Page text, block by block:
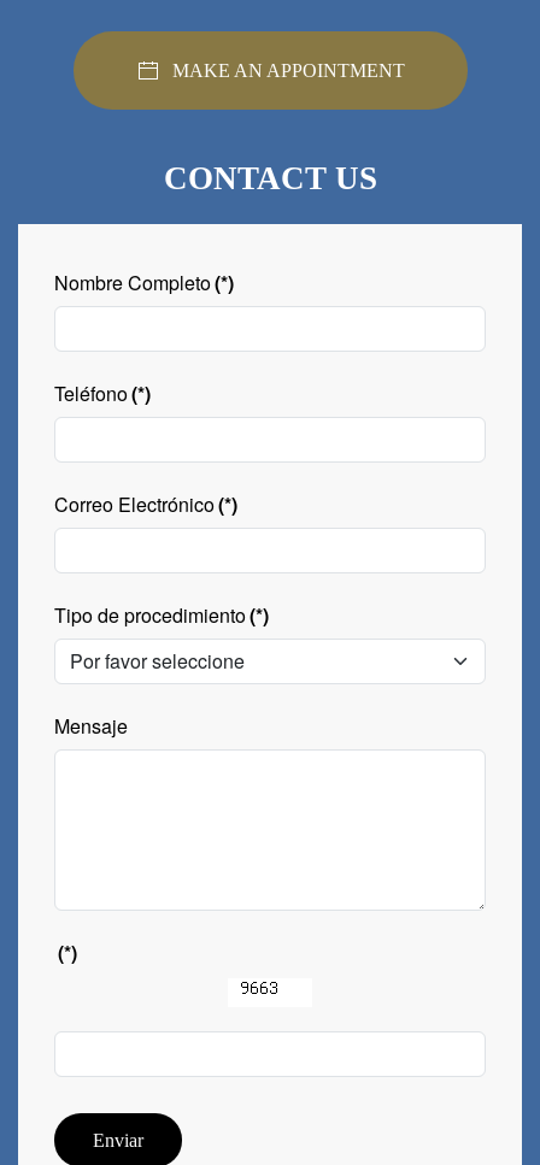
MAKE AN APPOINTMENT
CONTACT US
Nombre Completo(*)
Teléfono(*)
Correo Electrónico(*)
Tipo de procedimiento(*)
Mensaje
(*)
Enviar